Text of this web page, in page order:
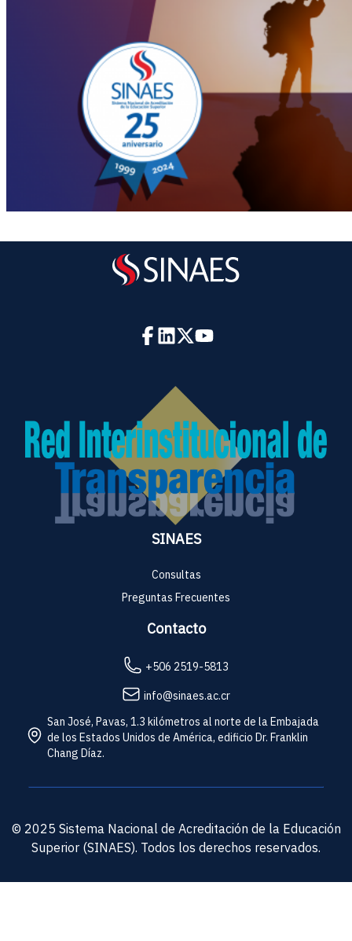
SINAES
Consultas
Preguntas Frecuentes
Contacto
+506 2519-5813
info@sinaes.ac.cr
San José, Pavas, 1.3 kilómetros al norte de la Embajada
de los Estados Unidos de América, edificio Dr. Franklin
Chang Díaz.
© 2025 Sistema Nacional de Acreditación de la Educación
Superior (SINAES). Todos los derechos reservados.